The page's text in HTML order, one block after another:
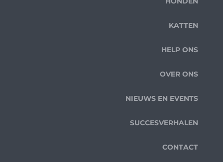
KATTEN
HELP ONS
OVER ONS
NIEUWS EN EVENTS
SUCCESVERHALEN
CONTACT